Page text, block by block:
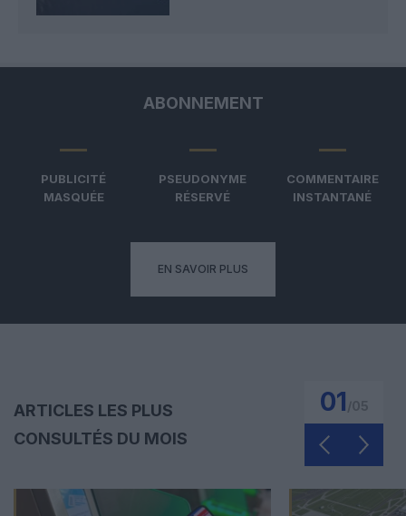
ABONNEMENT
PUBLICITÉ
MASQUÉE
PSEUDONYME
RÉSERVÉ
COMMENTAIRE
INSTANTANÉ
EN SAVOIR PLUS
ARTICLES LES PLUS
CONSULTÉS DU MOIS
01